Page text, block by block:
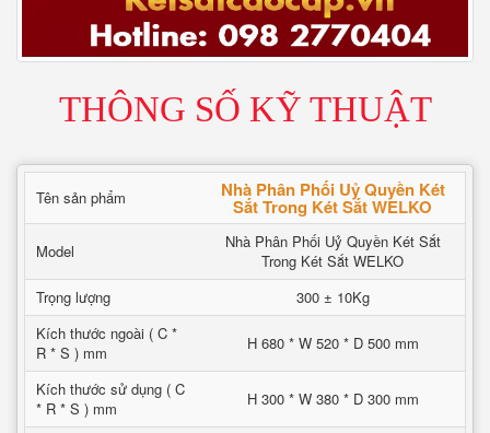
THÔNG SỐ KỸ THUẬT
Tên sản phẩm Nhà Phân Phối Uỷ Quyền Két
Sắt Trong Két Sắt WELKO
Model
Nhà Phân Phối Uỷ Quyền Két Sắt
Trong Két Sắt WELKO
Trọng lượng
300 ± 10Kg
Kích thước ngoài ( C *
R * S ) mm
H 680 * W 520 * D 500 mm
Kích thước sử dụng ( C
* R * S ) mm
H 300 * W 380 * D 300 mm